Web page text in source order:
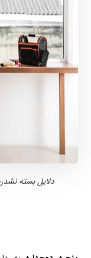
دلایل بسته